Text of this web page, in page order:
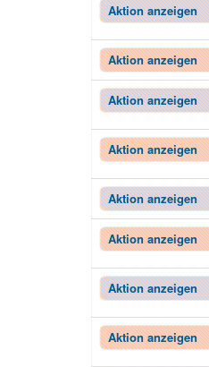
Aktion anzeigen
Aktion anzeigen
Aktion anzeigen
Aktion anzeigen
Aktion anzeigen
Aktion anzeigen
Aktion anzeigen
Aktion anzeigen